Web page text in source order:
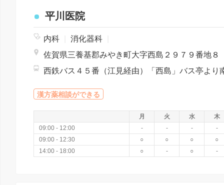
平川医院
内科 消化器科
佐賀県三養基郡みやき町大字西島２９７９番地８
漢方薬相談ができる
月 火 水
木
09:00 - 12:00
- - -
-
09:00 - 12:30
○ ○ ○
○
14:00 - 18:00
○ - ○ -